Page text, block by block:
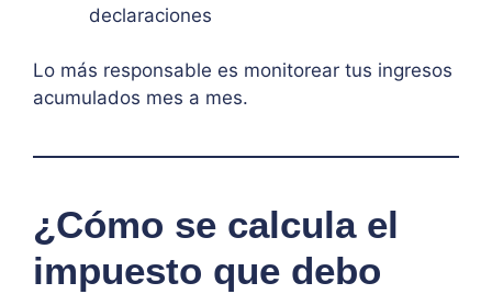
declaraciones
Lo más responsable es monitorear tus ingresos
acumulados mes a mes.
¿Cómo se calcula el
impuesto que debo